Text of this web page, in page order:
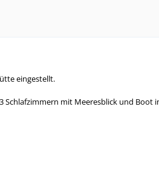
eingestellt.
mit Meeresblick und Boot